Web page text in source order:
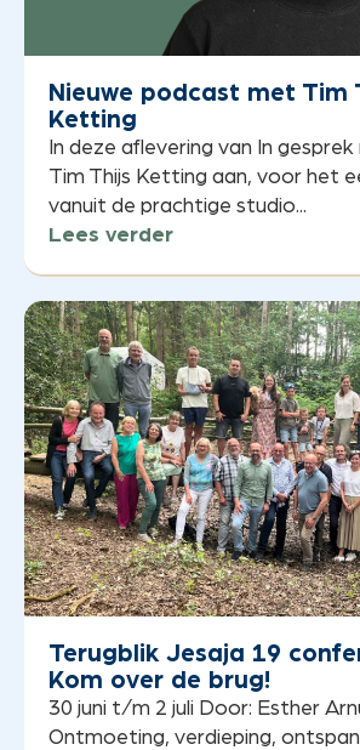
Nieuwe podcast met Tim
Ketting
In deze aflevering van In
Tim Thijs Ketting aan, voor het
vanuit de prachtige studio...
Lees verder
Terugblik Jesaja 19
Kom over de brug!
30 juni t/m 2 juli Door: Esther
Ontmoeting, verdieping,